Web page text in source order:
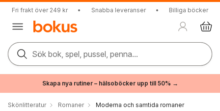
Fri frakt över 249 kr • Snabba leveranser • Billiga böcker
Sök bok, spel, pussel, penna...
Skapa nya rutiner – hälsoböcker upp till 50% →
Skönlitteratur Romaner Moderna och samtida romaner